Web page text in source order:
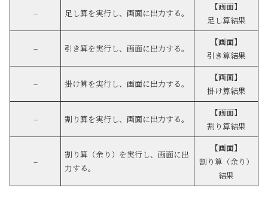
– 足し算を実行し、画面に出力する。
【画面】
足し算結果
– 引き算を実行し、画面に出力する。
【画面】
引き算結果
– 掛け算を実行し、画面に出力する。
【画面】
掛け算結果
– 割り算を実行し、画面に出力する。
【画面】
割り算結果
–
割り算（余り）を実行し、画面に出
力する。
【画面】
割り算（余り）
結果